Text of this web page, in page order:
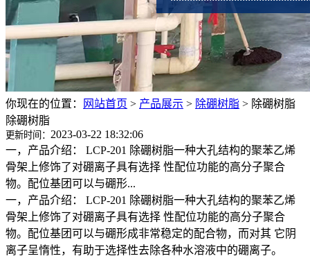
你现在的位置： 网站首页 > 产品展示 > 除硼树脂 > 除硼树脂
除硼树脂
更新时间： 2023-03-22 18:32:06
一，产品介绍： LCP-201 除硼树脂一种大孔结构的聚苯乙烯
骨架上修饰了对硼离子具有选择 性配位功能的高分子聚合
物。配位基团可以与硼形...
一，产品介绍： LCP-201 除硼树脂一种大孔结构的聚苯乙烯
骨架上修饰了对硼离子具有选择 性配位功能的高分子聚合
物。配位基团可以与硼形成非常稳定的配合物，而对其 它阴
离子呈惰性，有助于选择性去除各种水溶液中的硼离子。